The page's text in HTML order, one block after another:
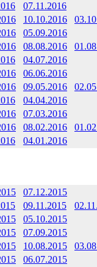
07.11.2016
10.10.2016
05.09.2016
08.08.2016
04.07.2016
06.06.2016
09.05.2016
04.04.2016
07.03.2016
08.02.2016
04.01.2016
07.12.2015
09.11.2015
05.10.2015
07.09.2015
10.08.2015
06.07.2015